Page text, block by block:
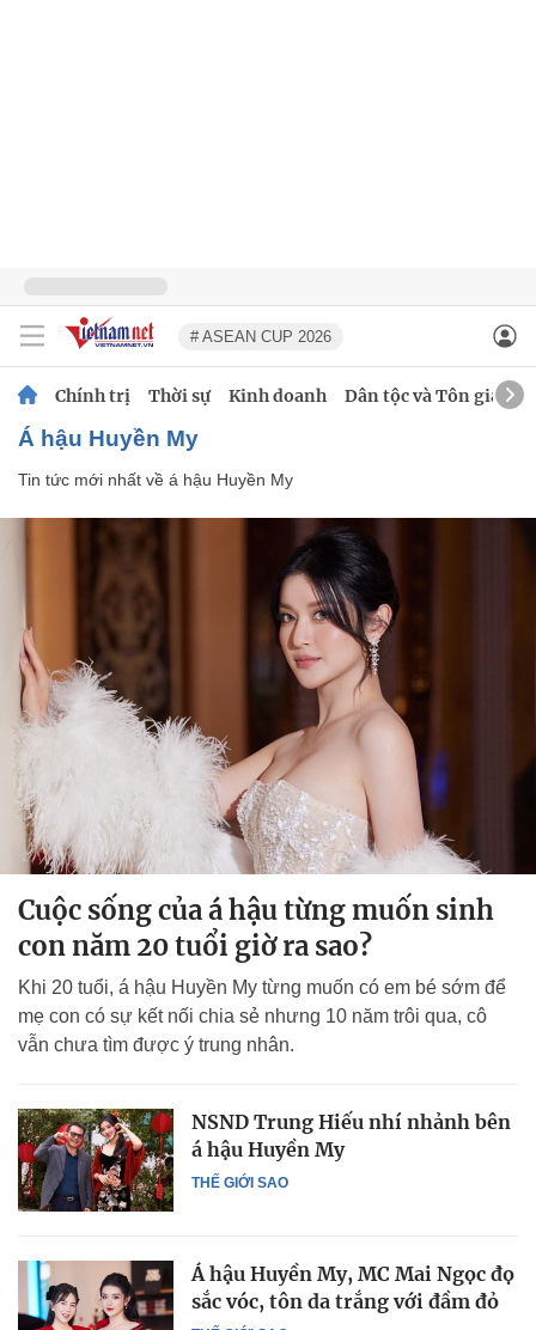
# ASEAN CUP 2026
Chính trị Thời sự Kinh doanh Dân tộc và Tôn giáo
á hậu Huyền My
Tin tức mới nhất về á hậu Huyền My
Cuộc sống của á hậu từng muốn sinh
con năm 20 tuổi giờ ra sao?
Khi 20 tuổi, á hậu Huyền My từng muốn có em bé sớm để
mẹ con có sự kết nối chia sẻ nhưng 10 năm trôi qua, cô
vẫn chưa tìm được ý trung nhân.
THẾ GIỚI SAO
NSND Trung Hiếu nhí nhảnh bên
á hậu Huyền My
Á hậu Huyền My, MC Mai Ngọc đọ
sắc vóc, tôn da trắng với đầm đỏ